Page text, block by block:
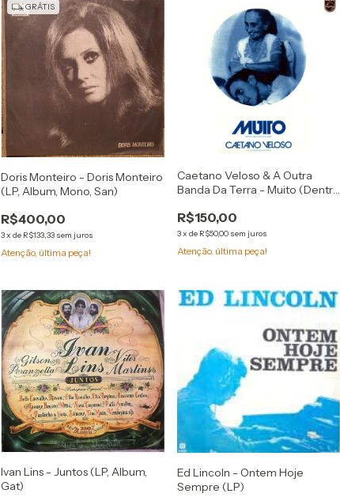
GRÁTIS
Doris Monteiro - Doris Monteiro
(LP, Album, Mono, San)
R$400,00
3xde R$133,33 sem juros
Atenção, última peça!
Caetano Veloso & A Outra
Banda Da Terra - Muito (Dentro
R$150,00
3x de R$50,00 sem juros
Atenção, última peça!
Ivan Lins - Juntos (LP, Album,
Gat)
Ed Lincoln - Ontem Hoje
Sempre (LP)